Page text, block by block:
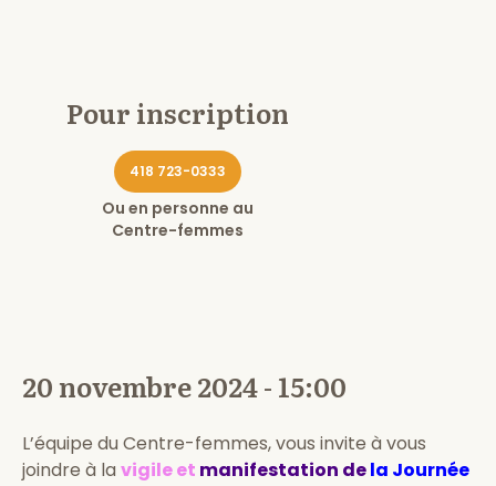
Pour inscription
418 723-0333
Ou en personne au
Centre-femmes
20 novembre 2024 - 15:00
L’équipe du Centre-femmes, vous invite à vous
joindre à lavigile et manifestation dela Journée